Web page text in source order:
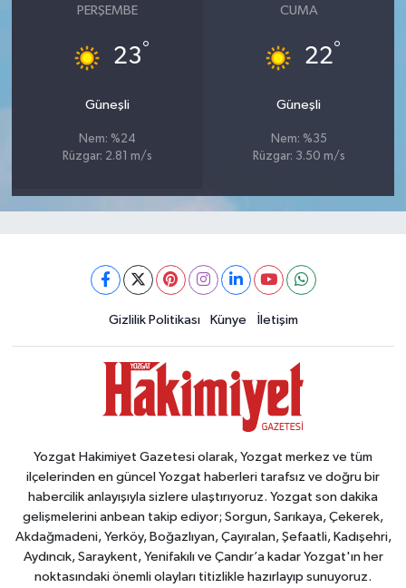
PERŞEMBE
23°
Güneşli
Nem: %24
Rüzgar: 2.81 m/s
CUMA
22°
Güneşli
Nem: %35
Rüzgar: 3.50 m/s
Gizlilik Politikası Künye İletişim
Yozgat Hakimiyet Gazetesi olarak, Yozgat merkez ve tüm
ilçelerinden en güncel Yozgat haberleri tarafsız ve doğru bir
habercilik anlayışıyla sizlere ulaştırıyoruz. Yozgat son dakika
gelişmelerini anbean takip ediyor; Sorgun, Sarıkaya, Çekerek,
Akdağmadeni, Yerköy, Boğazlıyan, Çayıralan, Şefaatli, Kadışehri,
Aydıncık, Saraykent, Yenifakılı ve Çandır’a kadar Yozgat'ın her
noktasındaki önemli olayları titizlikle hazırlayıp sunuyoruz.